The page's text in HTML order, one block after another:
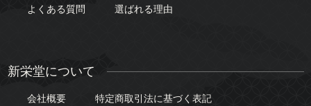
よくある質問
選ばれる理由
新栄堂について
会社概要
特定商取引法に基づく表記